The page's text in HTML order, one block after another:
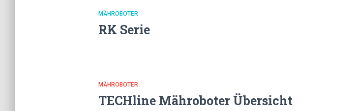
MÄHROBOTER
RK Serie
MÄHROBOTER
TECHline Mähroboter Übersicht